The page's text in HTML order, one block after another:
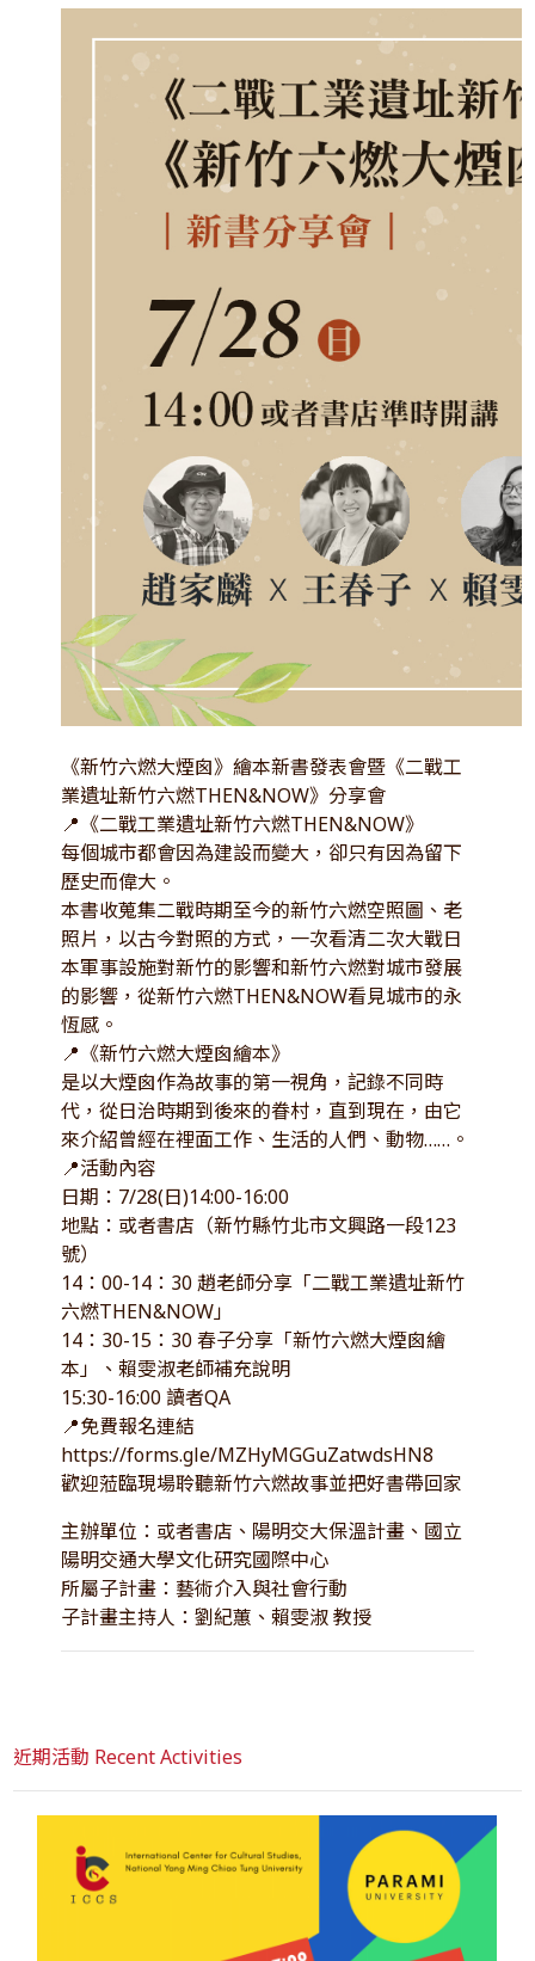
《新竹六燃大煙囪》繪本新書發表會暨《二戰工
業遺址新竹六燃THEN&NOW》分享會
📍《二戰工業遺址新竹六燃THEN&NOW》
每個城市都會因為建設而變大，卻只有因為留下
歷史而偉大。
本書收蒐集二戰時期至今的新竹六燃空照圖、老
照片，以古今對照的方式，一次看清二次大戰日
本軍事設施對新竹的影響和新竹六燃對城市發展
的影響，從新竹六燃THEN&NOW看見城市的永
恆感。
📍《新竹六燃大煙囪繪本》
是以大煙囪作為故事的第一視角，記錄不同時
代，從日治時期到後來的眷村，直到現在，由它
來介紹曾經在裡面工作、生活的人們、動物……。
📍活動內容
日期：7/28(日)14:00-16:00
地點：或者書店（新竹縣竹北市文興路一段123
號）
14：00-14：30 趙老師分享「二戰工業遺址新竹
六燃THEN&NOW」
14：30-15：30 春子分享「新竹六燃大煙囪繪
本」、賴雯淑老師補充說明
15:30-16:00 讀者QA
📍免費報名連結
https://forms.gle/MZHyMGGuZatwdsHN8
歡迎蒞臨現場聆聽新竹六燃故事並把好書帶回家
主辦單位：或者書店、陽明交大保溫計畫、國立
陽明交通大學文化研究國際中心
所屬子計畫：藝術介入與社會行動
子計畫主持人：劉紀蕙、賴雯淑 教授
近期活動 Recent Activities